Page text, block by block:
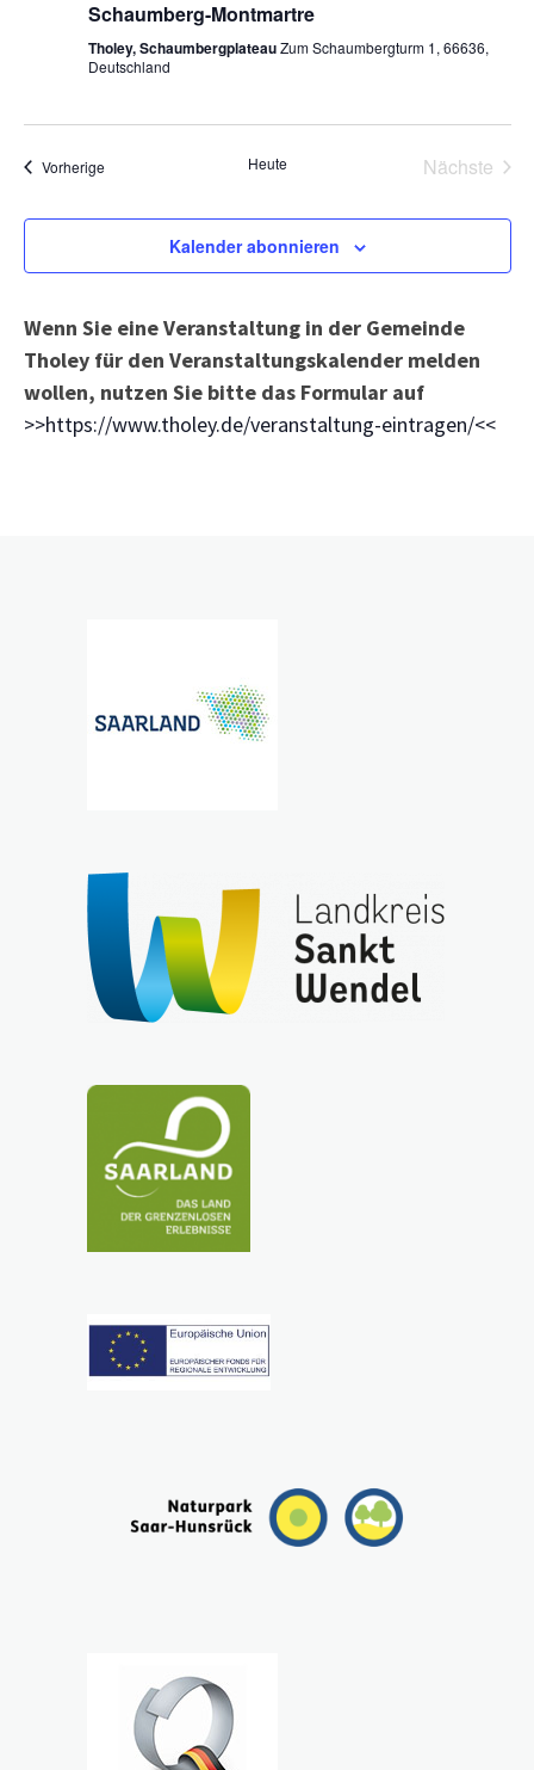
Schaumberg-Montmartre
Tholey, SchaumbergplateauZum Schaumbergturm 1, 66636,
Deutschland
VorherigeVeranstaltungen Heute
Nächste
Kalender abonnieren
Wenn Sie eine Veranstaltung in der Gemeinde
Tholey für den Veranstaltungskalender melden
wollen, nutzen Sie bitte das Formular auf
>>https://www.tholey.de/veranstaltung-eintragen/<<